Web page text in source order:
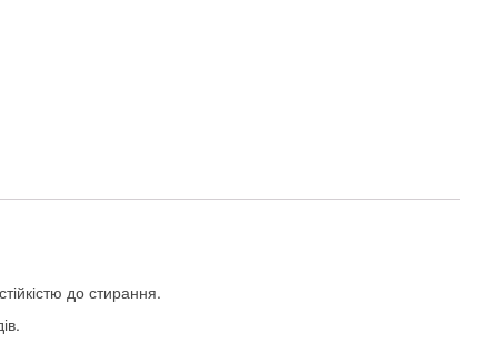
до стирання.